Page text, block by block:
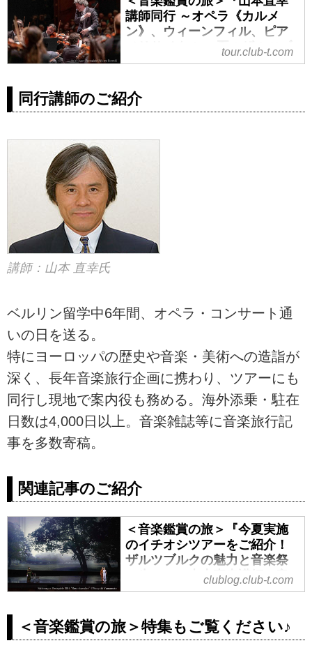
講師同行 ～オペラ《カルメ
ン》、ウィーンフィル、ピア
ノリサイタル～ 夏のザルツブ
ルク音楽祭と世界遺産の街を
ム
＜音楽鑑賞の旅＞『山本直幸講師
tour.club-t.com
同行講師のご紹介
講師：山本 直幸氏
ベルリン留学中6年間、オペラ・コンサート通
いの日を送る。
特にヨーロッパの歴史や音楽・美術への造詣が
深く、長年音楽旅行企画に携わり、ツアーにも
同行し現地で案内役も務める。海外添乗・駐在
日数は4,000日以上。音楽雑誌等に音楽旅行記
事を多数寄稿。
関連記事のご紹介
＜音楽鑑賞の旅＞『今夏実施
のイチオシツアーをご紹介！
ザルツブルクの魅力と音楽祭
の歩み』～山本直幸講師の音
楽の旅情報～ - クラブログ ～
ーリズム
音楽祭の街・ザルツブルクの魅力
clublog.club-t.com
＜音楽鑑賞の旅＞特集もご覧ください♪